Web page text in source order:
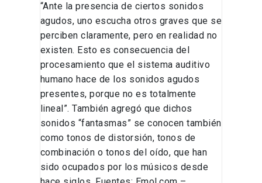
“Ante la presencia de ciertos sonidos
agudos, uno escucha otros graves que se
perciben claramente, pero en realidad no
existen. Esto es consecuencia del
procesamiento que el sistema auditivo
humano hace de los sonidos agudos
presentes, porque no es totalmente
lineal”. También agregó que dichos
sonidos “fantasmas” se conocen también
como tonos de distorsión, tonos de
combinación o tonos del oído, que han
sido ocupados por los músicos desde